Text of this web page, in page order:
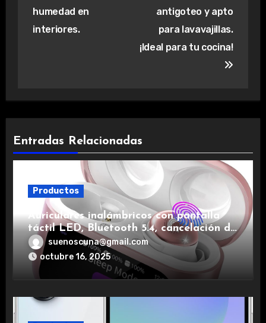
humedad en
interiores.
antigoteo y apto
para lavavajillas.
¡Ideal para tu cocina!
Entradas Relacionadas
Productos
Auriculares inalámbricos con pantalla
táctil LED, Bluetooth 5.4, cancelación de
ruido, impermeables y de larga duración.
suenoscuna@gmail.com
octubre 16, 2025